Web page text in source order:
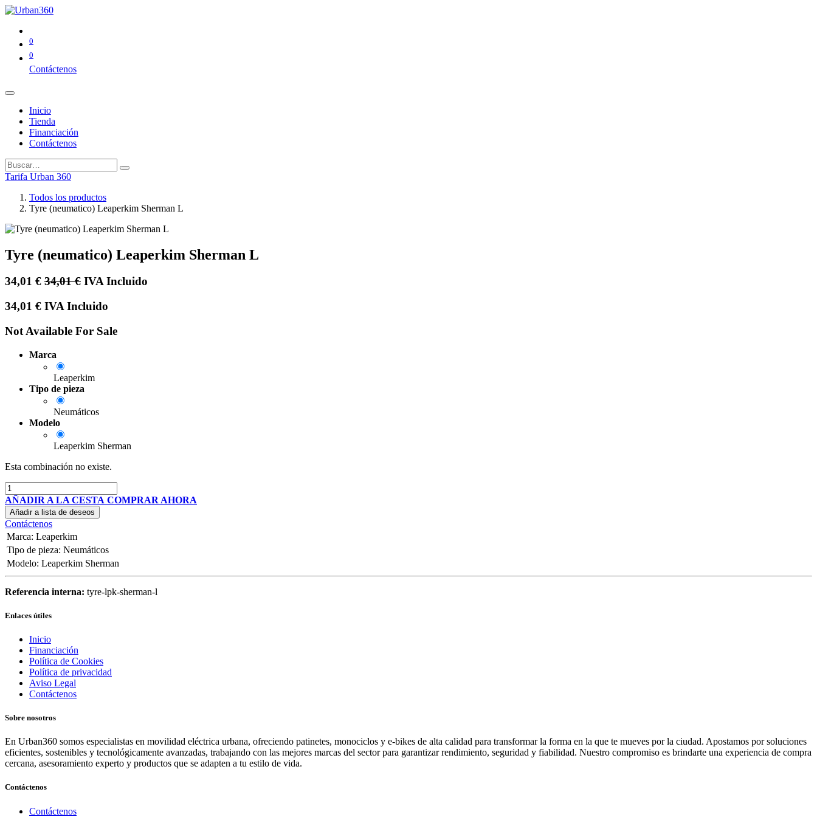
0
0
Contáctenos
Inicio
Tienda
Financiación
Contáctenos
Tarifa Urban 360
Todos los productos
Tyre (neumatico) Leaperkim Sherman L
Tyre (neumatico) Leaperkim Sherman L
34,01 € 34,01€ IVA Incluido
34,01 € IVA Incluido
Not Available For Sale
Marca
Leaperkim
Tipo de pieza
Neumáticos
Modelo
Leaperkim Sherman
Esta combinación no existe.
AÑADIR A LA CESTA COMPRAR AHORA
Añadir a lista de deseos
Contáctenos
Marca: Leaperkim
Tipo de pieza: Neumáticos
Modelo: Leaperkim Sherman
Referencia interna: tyre-lpk-sherman-l
Enlaces útiles
Inicio
Financiación
Política de Cookies
Política de privacidad
Aviso Legal
Contáctenos
Sobre nosotros
En Urban360 somos especialistas en movilidad eléctrica urbana, ofreciendo patinetes, monociclos y e-bikes de alta calidad para transformar la forma en la que te mueves por la ciudad. Apostamos por soluciones
eficientes, sostenibles y tecnológicamente avanzadas, trabajando con las mejores marcas del sector para garantizar rendimiento, seguridad y fiabilidad. Nuestro compromiso es brindarte una experiencia de compra
cercana, asesoramiento experto y productos que se adapten a tu estilo de vida.
Contáctenos
Contáctenos